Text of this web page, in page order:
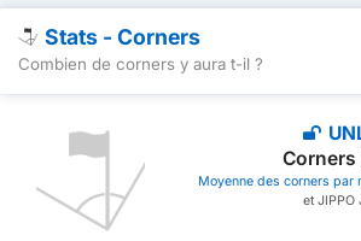
Stats - Corners
Combien de corners y aura t-il ?
Moyenne des corners par
et JIPPO